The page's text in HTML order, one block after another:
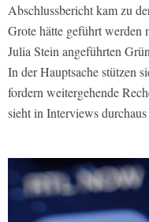
Abschlussbericht kam zu
Grote hätte geführt werden
Julia Stein angeführten
In der Hauptsache stützen
fordern weitergehende
sieht in Interviews